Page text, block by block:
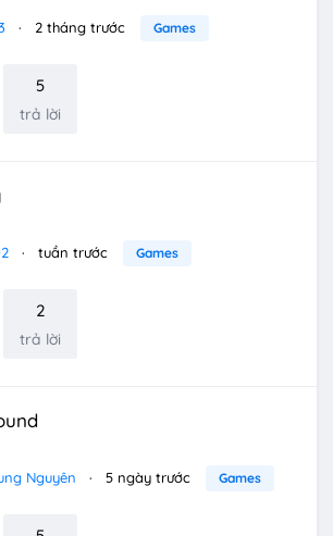
2 tháng trước Games
5
trả lời
tuần trước Games
2
trả lời
Nguyên 5 ngày trước Games